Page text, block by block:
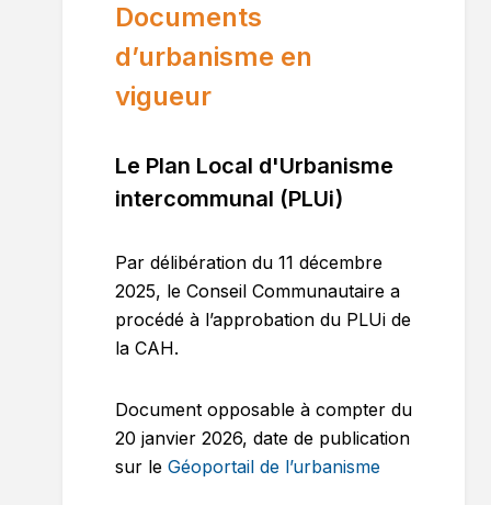
Documents
d’urbanisme en
vigueur
Le Plan Local d'Urbanisme
intercommunal (PLUi)
Par délibération du 11 décembre
2025, le Conseil Communautaire a
procédé à l’approbation du PLUi de
la CAH.
Document opposable à compter du
20 janvier 2026, date de publication
sur le Géoportail de l’urbanisme